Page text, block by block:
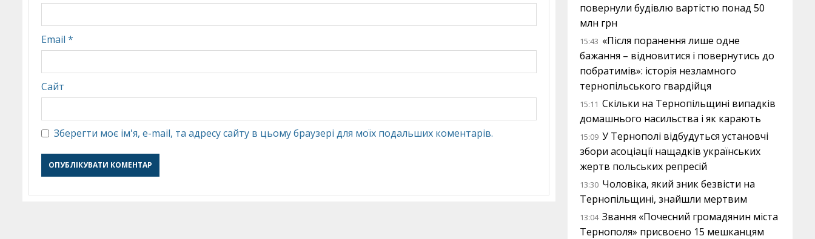
Email *
Сайт
Зберегти моє ім'я, e-mail, та адресу сайту в цьому браузері для моїх подальших коментарів.
повернули будівлю вартістю понад 50
млн грн
15:43 «Після поранення лише одне
бажання – відновитися і повернутись до
побратимів»: історія незламного
тернопільського гвардійця
15:11 Скільки на Тернопільщині випадків
домашнього насильства і як карають
15:09 У Тернополі відбудуться установчі
збори асоціації нащадків українських
жертв польських репресій
13:30 Чоловіка, який зник безвісти на
Тернопільщині, знайшли мертвим
13:04 Звання «Почесний громадянин міста
Тернополя» присвоєно 15 мешканцям